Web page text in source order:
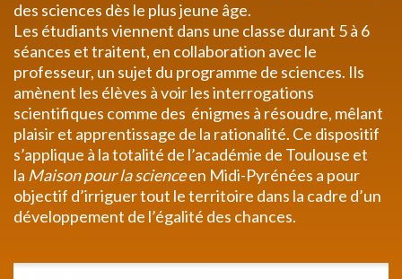
des sciences dès le plus jeune âge.
Les étudiants viennent dans une classe durant 5 à 6
séances et traitent, en collaboration avec le
professeur, un sujet du programme de sciences. Ils
amènent les élèves à voir les interrogations
scientifiques comme des énigmes à résoudre, mêlant
plaisir et apprentissage de la rationalité. Ce dispositif
s’applique à la totalité de l’académie de Toulouse et
la Maison pour la scienceen Midi-Pyrénées a pour
objectif d’irriguer tout le territoire dans la cadre d’un
développement de l’égalité des chances.